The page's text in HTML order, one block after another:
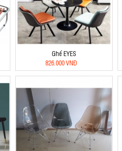
Ghế EYES
826.000 VNĐ